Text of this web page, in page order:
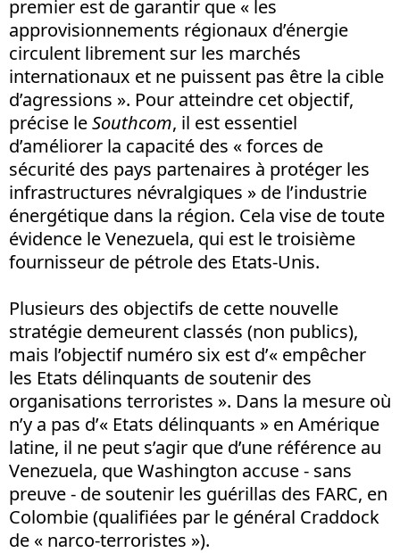
premier est de garantir que « les
approvisionnements régionaux d’énergie
circulent librement sur les marchés
internationaux et ne puissent pas être la cible
d’agressions ». Pour atteindre cet objectif,
précise leSouthcom, il est essentiel
d’améliorer la capacité des « forces de
sécurité des pays partenaires à protéger les
infrastructures névralgiques » de l’industrie
énergétique dans la région. Cela vise de toute
évidence le Venezuela, qui est le troisième
fournisseur de pétrole des Etats-Unis.
Plusieurs des objectifs de cette nouvelle
stratégie demeurent classés (non publics),
mais l’objectif numéro six est d’« empêcher
les Etats délinquants de soutenir des
organisations terroristes ». Dans la mesure où
n’y a pas d’« Etats délinquants » en Amérique
latine, il ne peut s’agir que d’une référence au
Venezuela, que Washington accuse - sans
preuve - de soutenir les guérillas des FARC, en
Colombie (qualifiées par le général Craddock
de « narco-terroristes »).